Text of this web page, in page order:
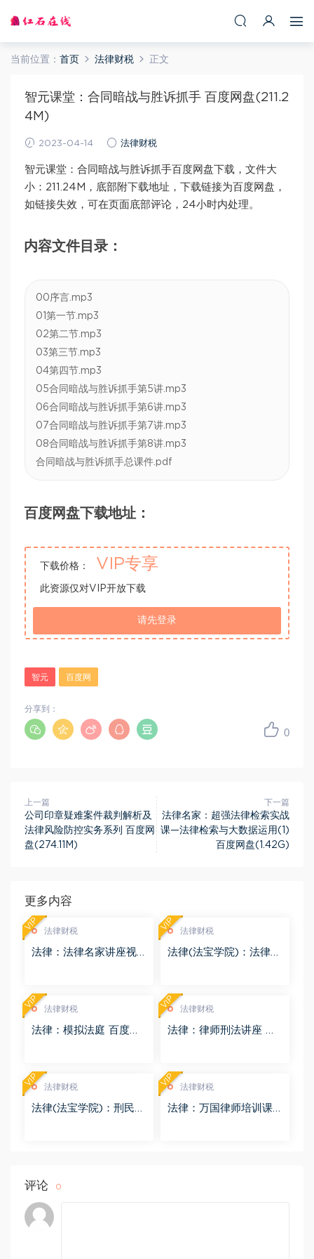
当前位置： 首页 法律财税 正文
智元课堂：合同暗战与胜诉抓手 百度网盘(211.2
4M)
2023-04-14 法律财税
智元课堂：合同暗战与胜诉抓手百度网盘下载，文件大
小：211.24M，底部附下载地址，下载链接为百度网盘，
如链接失效，可在页面底部评论，24小时内处理。
内容文件目录：
00序言.mp3
01第一节.mp3
02第二节.mp3
03第三节.mp3
04第四节.mp3
05合同暗战与胜诉抓手第5讲.mp3
06合同暗战与胜诉抓手第6讲.mp3
07合同暗战与胜诉抓手第7讲.mp3
08合同暗战与胜诉抓手第8讲.mp3
合同暗战与胜诉抓手总课件.pdf
百度网盘下载地址：
下载价格： VIP专享
此资源仅对VIP开放下载
请先登录
智元 百度网
0
分享到：
上一篇
公司印章疑难案件裁判解析及
法律风险防控实务系列 百度网
盘(274.11M)
下一篇
法律名家：超强法律检索实战
课—法律检索与大数据运用(1)
百度网盘(1.42G)
更多内容
法律财税
法律：法律名家讲座视
VIP 法律财税
法律(法宝学院)：法律信
VIP
法律财税
法律：模拟法庭 百度网
VIP 法律财税
法律：律师刑法讲座 百
VIP
法律财税
法律(法宝学院)：刑民交
VIP 法律财税
法律：万国律师培训课
VIP
评论 0